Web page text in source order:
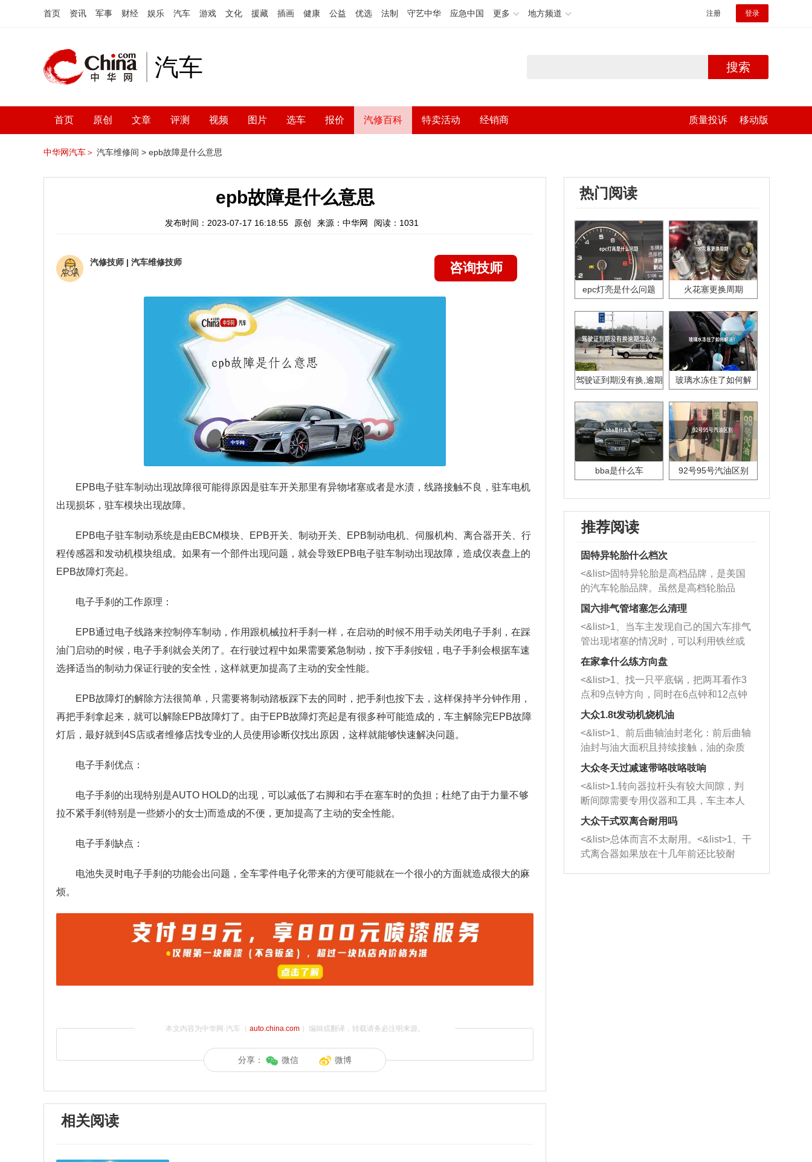
首页 资讯 军事 财经 娱乐 汽车 游戏 文化 援藏 插画 健康 公益 优选 法制 守艺中华 应急中国 更多 地方频道 注册 登录
汽车 搜索
首页 原创 文章 评测 视频 图片 选车 报价 汽修百科 特卖活动 经销商 质量投诉 移动版
中华网汽车＞ 汽车维修间 > epb故障是什么意思
epb故障是什么意思
发布时间：2023-07-17 16:18:55 原创 来源：中华网 阅读：1031
汽修技师 | 汽车维修技师 咨询技师
EPB电子驻车制动出现故障很可能得原因是驻车开关那里有异物堵塞或者是水渍，线路接触不良，驻车电机
出现损坏，驻车模块出现故障。
EPB电子驻车制动系统是由EBCM模块、EPB开关、制动开关、EPB制动电机、伺服机构、离合器开关、行
程传感器和发动机模块组成。如果有一个部件出现问题，就会导致EPB电子驻车制动出现故障，造成仪表盘上的
EPB故障灯亮起。
电子手刹的工作原理：
EPB通过电子线路来控制停车制动，作用跟机械拉杆手刹一样，在启动的时候不用手动关闭电子手刹，在踩
油门启动的时候，电子手刹就会关闭了。在行驶过程中如果需要紧急制动，按下手刹按钮，电子手刹会根据车速
选择适当的制动力保证行驶的安全性，这样就更加提高了主动的安全性能。
EPB故障灯的解除方法很简单，只需要将制动踏板踩下去的同时，把手刹也按下去，这样保持半分钟作用，
再把手刹拿起来，就可以解除EPB故障灯了。由于EPB故障灯亮起是有很多种可能造成的，车主解除完EPB故障
灯后，最好就到4S店或者维修店找专业的人员使用诊断仪找出原因，这样就能够快速解决问题。
电子手刹优点：
电子手刹的出现特别是AUTO HOLD的出现，可以减低了右脚和右手在塞车时的负担；杜绝了由于力量不够
拉不紧手刹(特别是一些娇小的女士)而造成的不便，更加提高了主动的安全性能。
电子手刹缺点：
电池失灵时电子手刹的功能会出问题，全车零件电子化带来的方便可能就在一个很小的方面就造成很大的麻
烦。
本文内容为中华网·汽车（ auto.china.com）编辑或翻译，转载请务必注明来源。
分享： 微信 微博
相关阅读
热门阅读
epc灯亮是什么问题 火花塞更换周期
驾驶证到期没有换,逾期
玻璃水冻住了如何解
bba是什么车 92号95号汽油区别
推荐阅读
固特异轮胎什么档次
<&list>固特异轮胎是高档品牌，是美国
的汽车轮胎品牌。虽然是高档轮胎品
牌，但是中高低端的轮胎都有生产，这
也是为了更好的开拓市场。
国六排气管堵塞怎么清理
<&list>1、当车主发现自己的国六车排气
管出现堵塞的情况时，可以利用铁丝或
者是细棍，直接将杂物给取出来，如果
堵塞情况比较严重，也可以采取应急措
施。 <&list>2、直接利用木棍将所有的
杂物推到排气管里面的位置处，然后将
三元催化器拆解开，就可以将堵塞的东
西取出来。但如果是因为积碳过多引起
的堵塞，就需要将三元催化器泡在草酸
洗剂对堵塞的情况得到解决，将清洗剂
放在燃油箱中，与燃油混合后，车辆启
动时，就可以和汽油一起进入到燃烧
室，最后形成废气排出，就可以让三元
催化器得到清洗，排气管堵塞的情况就
能够得到解决。
在家拿什么练方向盘
<&list>1、找一只平底锅，把两耳看作3
点和9点钟方向，同时在6点钟和12点钟
方向做一个标记。 <&list>2、双手握住
一圈半的练习，往右同样也要打相同的
圈数。 <&list>3、最后强调要反复练
习，这样就可以形成肌肉记忆，在真实
驾驶车辆时，不需要记忆也能打好方
向。
大众1.8t发动机烧机油
<&list>1、前后曲轴油封老化：前后曲轴
油封与油大面积且持续接触，油的杂质
和发动机内持续温度变化使其密封效果
逐渐减弱，导致渗油或漏油。<&list>2、
活塞间隙过大：积碳会使活塞环与缸体
的间隙扩大，导致机油流入燃烧室中，
造成烧机油。<&list>3、机油粘度。使用
机油粘度过小的话，同样会有烧机油现
象，机油粘度过小具有很好的流动性，
大众冬天过减速带咯吱咯吱响
<&list>1.转向器拉杆头有较大间隙，判
断间隙需要专用仪器和工具，车主本人
无法制作，需要将车辆送到修理厂或4s
店；<&list>2.车辆半轴套管防尘罩破
裂，破裂后会出现漏油现象，使半轴磨
损严重，磨损的半轴容易损坏，产生异
响；<&list>3.稳定器的转向胶套和球头
大众干式双离合耐用吗
<&list>总体而言不太耐用。<&list>1、干
式离合器如果放在十几年前还比较耐